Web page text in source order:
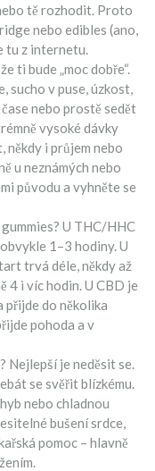
tě rozhodit. Proto
nebo edibles (ano,
tu z internetu.
ti bude „moc dobře“.
sucho v puse, úzkost,
nebo prostě sedět
vysoké dávky
někdy i průjem nebo
u neznámých nebo
původu a vyhněte se
U THC/HHC
1–3 hodiny. U
trvá déle, někdy až
4 i víc hodin. U CBD je
přijde do několika
pohoda a v
Nejlepší je neděsit se.
se svěřit blízkému.
nebo chladnou
bušení srdce,
pomoc – hlavně